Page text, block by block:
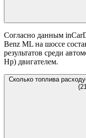
Согласно данным
Benz ML на шоссе
результатов среди
Hp) двигателем.
Сколько топлива